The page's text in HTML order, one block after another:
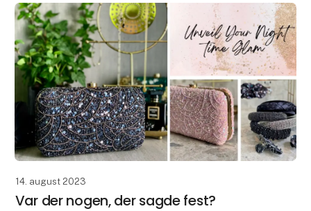
14. august 2023
Var der nogen, der sagde fest?